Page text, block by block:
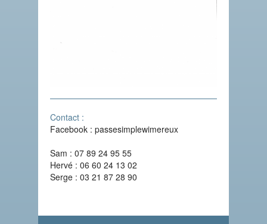
Contact :
Facebook : passesimplewimereux
Sam : 07 89 24 95 55
Hervé : 06 60 24 13 02
Serge : 03 21 87 28 90